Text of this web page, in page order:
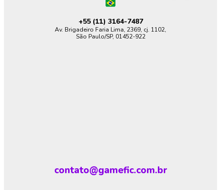
+55 (11) 3164-7487
Av. Brigadeiro Faria Lima, 2369, cj. 1102,
São Paulo/SP, 01452-922
contato@gamefic.com.br